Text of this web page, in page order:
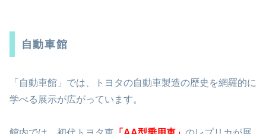
自動車館
「自動車館」では、トヨタの自動車製造の歴史を網羅的に
学べる展示が広がっています。